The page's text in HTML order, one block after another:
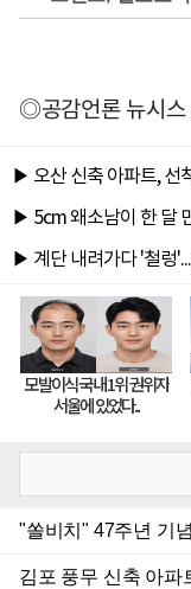
◎공감언론 뉴시스